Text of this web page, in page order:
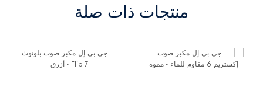
منتجات ذات صلة